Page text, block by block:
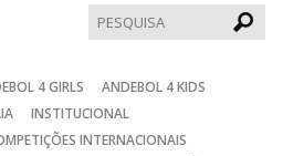
4 GIRLS
ANDEBOL 4 KIDS
INSTITUCIONAL
INTERNACIONAIS